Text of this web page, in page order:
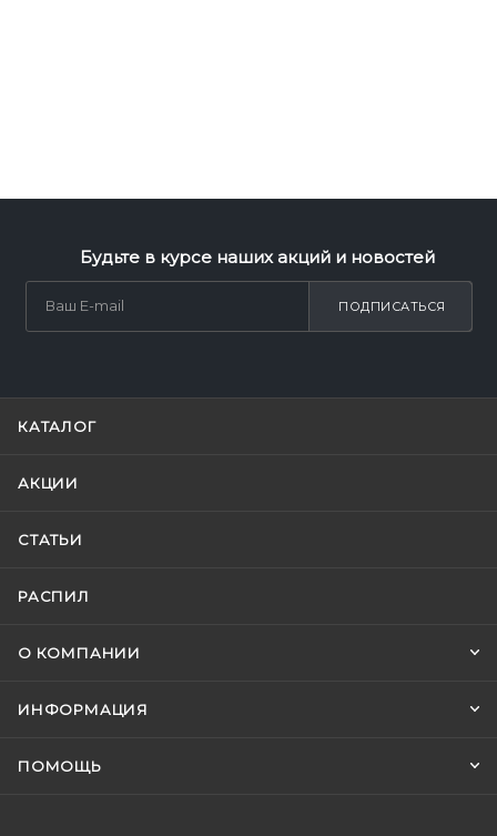
Будьте в курсе наших акций и новостей
ПОДПИСАТЬСЯ
КАТАЛОГ
АКЦИИ
СТАТЬИ
РАСПИЛ
О КОМПАНИИ
ИНФОРМАЦИЯ
ПОМОЩЬ